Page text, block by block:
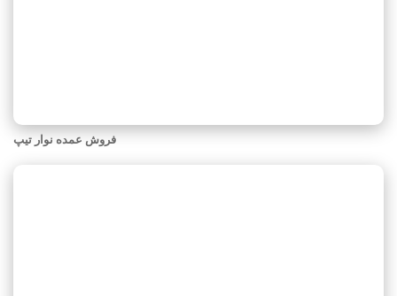
فروش عمده نوار تیپ